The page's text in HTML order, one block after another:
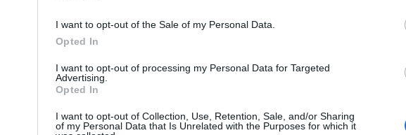
I want to opt-out of the Sale of my Personal Data.
Opted In
I want to opt-out of processing my Personal Data for Targeted
Advertising.
Opted In
I want to opt-out of Collection, Use, Retention, Sale, and/or Sharing
of my Personal Data that Is Unrelated with the Purposes for which it